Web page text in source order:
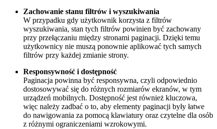
Zachowanie stanu filtrów i wyszukiwania
W przypadku gdy użytkownik korzysta z filtrów
wyszukiwania, stan tych filtrów powinien być zachowany
przy przełączaniu między stronami paginacji. Dzięki temu
użytkownicy nie muszą ponownie aplikować tych samych
filtrów przy każdej zmianie strony.
Responsywność i dostępność
Paginacja powinna być responsywna, czyli odpowiednio
dostosowywać się do różnych rozmiarów ekranów, w tym
urządzeń mobilnych. Dostępność jest również kluczowa,
więc należy zadbać o to, aby elementy paginacji były łatwe
do nawigowania za pomocą klawiatury oraz czytelne dla osób
z różnymi ograniczeniami wzrokowymi.